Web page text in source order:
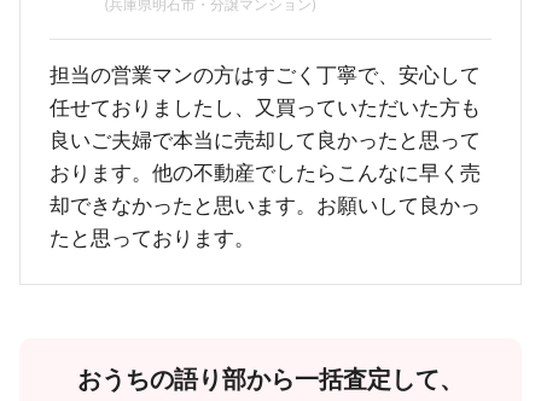
(兵庫県明石市・分譲マンション)
担当の営業マンの方はすごく丁寧で、安心して
任せておりましたし、又買っていただいた方も
良いご夫婦で本当に売却して良かったと思って
おります。他の不動産でしたらこんなに早く売
却できなかったと思います。お願いして良かっ
たと思っております。
おうちの語り部から一括査定して、